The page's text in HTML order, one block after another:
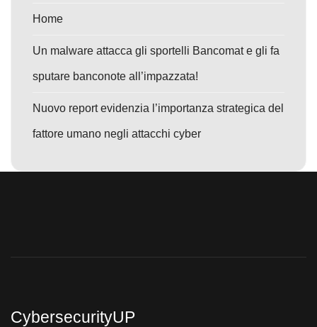
Home
Un malware attacca gli sportelli Bancomat e gli fa
sputare banconote all’impazzata!
Nuovo report evidenzia l’importanza strategica del
fattore umano negli attacchi cyber
CybersecurityUP